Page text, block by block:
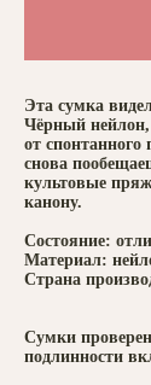
Эта сумка
Чёрный нейлон,
от спонтанного
снова
культовые
канону.
Состояние:
Материал:
Страна
Сумки
подлинности